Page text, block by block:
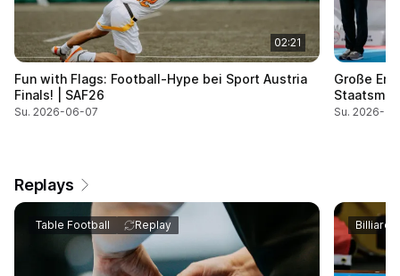
02:21
Fun with Flags: Football-Hype bei Sport Austria
Finals! | SAF26
Su. 2026-06-07
Große
Su. 2026-
Replays
Table Football Replay Billiard